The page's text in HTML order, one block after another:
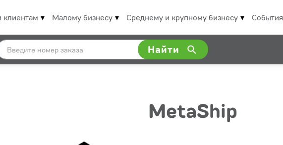
клиентам Малому бизнесу Среднему и крупному бизнесу События
Найти
MetaShip